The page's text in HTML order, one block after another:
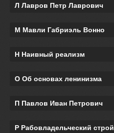
Л Лавров Петр Лаврович
М Мавли Габриэль Вонно
Н Наивный реализм
О Об основах ленинизма
П Павлов Иван Петрович
Р Рабовладельческий строй